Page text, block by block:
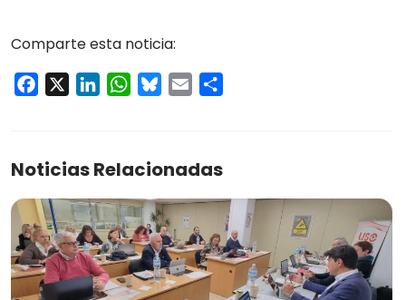
Comparte esta noticia:
Facebook LinkedInWhatsApp
Bluesky
Email
Noticias Relacionadas